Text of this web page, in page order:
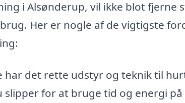
i Alsønderup, vil ikke blot fjerne
Her er nogle af de vigtigste
har det rette udstyr og teknik til
for at bruge tid og energi på